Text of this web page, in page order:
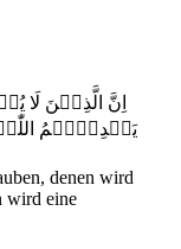
اِنَّ الَّذِیۡنَ لَا
یَہۡدِیۡہِمُ
denen wird
wird eine